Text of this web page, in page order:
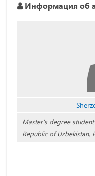
Информация об
Master's degree
Republic of Uzbekistan,